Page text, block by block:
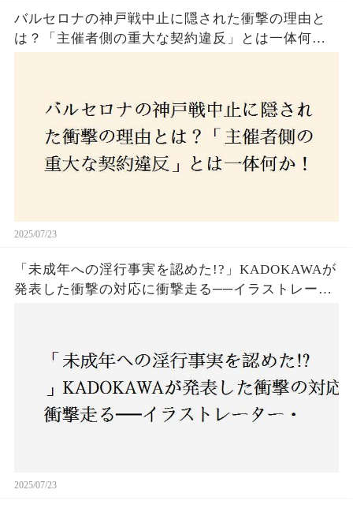
バルセロナの神戸戦中止に隠された衝撃の理由と
は？「主催者側の重大な契約違反」とは一体何
2025/07/23
「未成年への淫行事実を認めた!?」KADOKAWAが
発表した衝撃の対応に衝撃走る──イラストレータ
2025/07/23